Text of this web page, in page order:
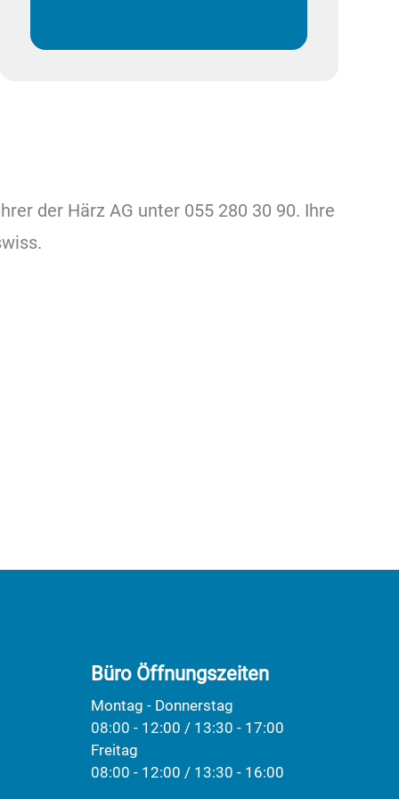
der Härz AG unter 055 280 30 90. Ihre
Büro Öffnungszeiten
Montag - Donnerstag
08:00 - 12:00 / 13:30 - 17:00
Freitag
08:00 - 12:00 / 13:30 - 16:00